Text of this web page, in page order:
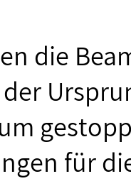
die
für